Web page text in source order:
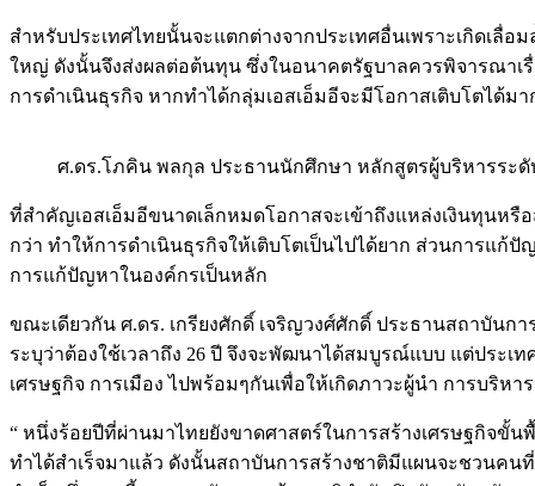
สำหรับประเทศไทยนั้นจะแตกต่างจากประเทศอื่นเพราะเกิดเลื่อ
ใหญ่ ดังนั้นจึงส่งผลต่อต้นทุน ซึ่งในอนาคตรัฐบาลควรพิจารณาเ
การดำเนินธุรกิจ หากทำได้กลุ่มเอสเอ็มอีจะมีโอกาสเติบโตได้ม
ศ.ดร.โภคิน พลกุล ประธานนักศึกษา หลักสูตรผู้บริหารระดั
ที่สำคัญเอสเอ็มอีขนาดเล็กหมดโอกาสจะเข้าถึงแหล่งเงินทุนหรื
กว่า ทำให้การดำเนินธุรกิจให้เติบโตเป็นไปได้ยาก ส่วนการแก้
การแก้ปัญหาในองค์กรเป็นหลัก
ขณะเดียวกัน ศ.ดร. เกรียงศักดิ์ เจริญวงศ์ศักดิ์ ประธานสถาบันกา
ระบุว่าต้องใช้เวลาถึง 26 ปี จึงจะพัฒนาได้สมบูรณ์แบบ แต่ประ
เศรษฐกิจ การเมือง ไปพร้อมๆกันเพื่อให้เกิดภาวะผู้นำ การบริ
“ หนึ่งร้อยปีที่ผ่านมาไทยยังขาดศาสตร์ในการสร้างเศรษฐกิจขั้
ทำได้สำเร็จมาแล้ว ดังนั้นสถาบันการสร้างชาติมีแผนจะชวนค